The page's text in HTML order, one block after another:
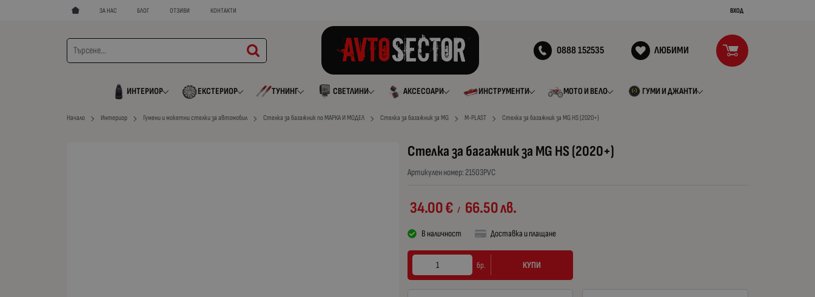
ЗА НАС БЛОГ ОТЗИВИ КОНТАКТИ ВХОД
0888 152535 ЛЮБИМИ
ИНТЕРИОР ЕКСТЕРИОР ТУНИНГ СВЕТЛИНИ АКСЕСОАРИ ИНСТРУМЕНТИ МОТО И ВЕЛО ГУМИ И ДЖАНТИ
Начало Интериор Гумени и мокетни стелки за автомобил Стелка за багажник по МАРКА И МОДЕЛ Стелка за багажник за MG M-PLAST Стелка за багажник за MG HS (2020+)
Стелка за багажник за MG HS (2020+)
Артикулен номер: 21503PVC
34.00€ / 66.50лв.
В наличност Доставка и плащане
бр. КУПИ